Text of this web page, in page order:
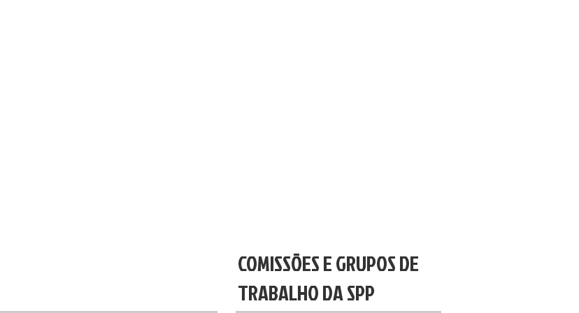
COMISSÕES E GRUPOS DE
TRABALHO DA SPP